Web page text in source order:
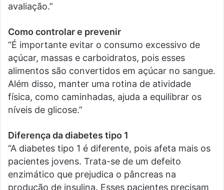
avaliação.”
Como controlar e prevenir
“É importante evitar o consumo excessivo de
açúcar, massas e carboidratos, pois esses
alimentos são convertidos em açúcar no sangue.
Além disso, manter uma rotina de atividade
física, como caminhadas, ajuda a equilibrar os
níveis de glicose.”
Diferença da diabetes tipo 1
“A diabetes tipo 1 é diferente, pois afeta mais os
pacientes jovens. Trata-se de um defeito
enzimático que prejudica o pâncreas na
produção de insulina. Esses pacientes precisam